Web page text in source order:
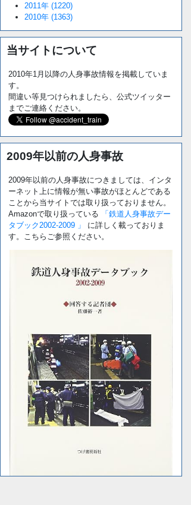
2011年 (1220)
2010年 (1363)
当サイトについて
2010年1月以降の人身事故情報を掲載していま
す。
間違い等見つけられましたら、公式ツイッター
までご連絡ください。
2009年以前の人身事故
2009年以前の人身事故につきましては、インタ
ーネット上に情報が無い事故がほとんどである
ことから当サイトでは取り扱っておりません。
Amazonで取り扱っている
「鉄道人身事故デー
タブック2002-2009 」
に詳しく載っておりま
す。こちらご参照ください。